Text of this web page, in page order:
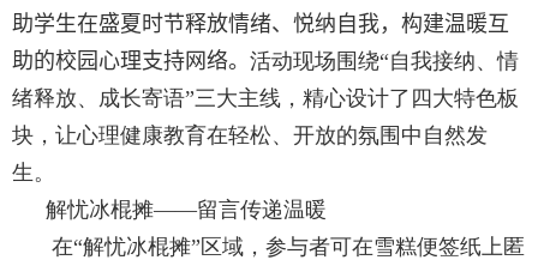
助学生在盛夏时节释放情绪、 悦纳自我， 构建温暖互
助的校园心理支持网络。 活动现场围绕“自我接纳、情
绪释放、 成长寄语”三大主线 ， 精心设计了四大特色板
块 ， 让心理健康教育在轻松、 开放的氛围中自然发
生 。
解忧冰棍摊——留言传递温暖
在“解忧冰棍摊”区域 ， 参与者可在雪糕便签纸上匿